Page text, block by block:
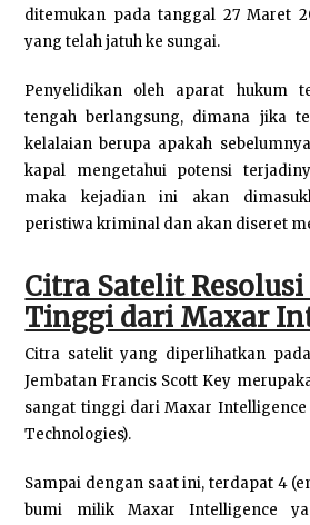
ditemukan pada tanggal 27 Maret
yang telah jatuh ke sungai.
Penyelidikan oleh aparat hukum
tengah berlangsung, dimana jika
kelalaian berupa apakah
kapal mengetahui potensi
maka kejadian ini akan
peristiwa kriminal dan akan diseret
Citra Satelit
Tinggi dari Maxar
Citra satelit yang diperlihatkan
Jembatan Francis Scott Key
sangat tinggi dari Maxar Intelligence
Technologies).
Sampai dengan saat ini, terdapat 4
bumi milik Maxar Intelligence